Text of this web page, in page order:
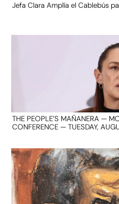
Jefa Clara Amplía el Cablebús
THE PEOPLE’S MAÑANERA —
CONFERENCE — TUESDAY,